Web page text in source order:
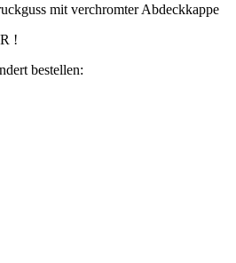
mit verchromter Abdeckkappe
!
bestellen: